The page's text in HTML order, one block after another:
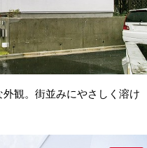
観。街並みにやさしく溶け